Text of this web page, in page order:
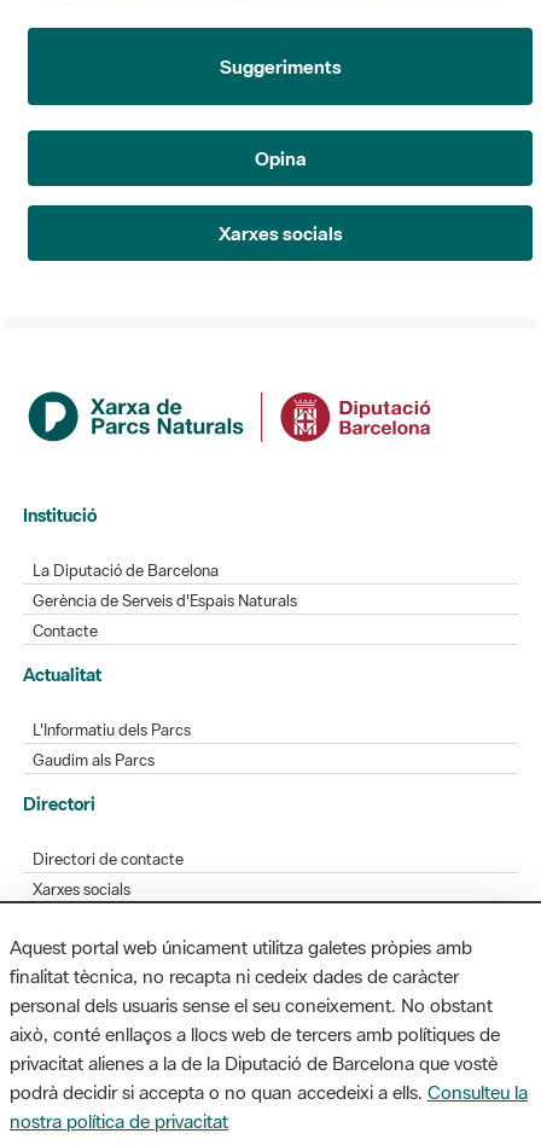
Suggeriments
Opina
Xarxes socials
Institució
La Diputació de Barcelona
Gerència de Serveis d'Espais Naturals
Contacte
Actualitat
L'Informatiu dels Parcs
Gaudim als Parcs
Directori
Directori de contacte
Xarxes socials
Bústia de suggeriments
Opineu sobre els parcs
MAPA WEB AVÍS LEGAL ACCESSIBILITAT
Aquest portal web únicament utilitza galetes pròpies amb
finalitat tècnica, no recapta ni cedeix dades de caràcter
personal dels usuaris sense el seu coneixement. No obstant
això, conté enllaços a llocs web de tercers amb polítiques de
privacitat alienes a la de la Diputació de Barcelona que vostè
podrà decidir si accepta o no quan accedeixi a ells. Consulteu la
nostra política de privacitat